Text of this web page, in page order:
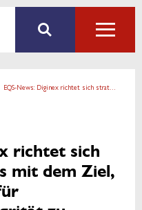
EQS-News: Diginex richtet sich strategisch neu aus mit dem Ziel, globaler Maßstab für institutionelle Integrität zu werden
richtet sich
mit dem Ziel,